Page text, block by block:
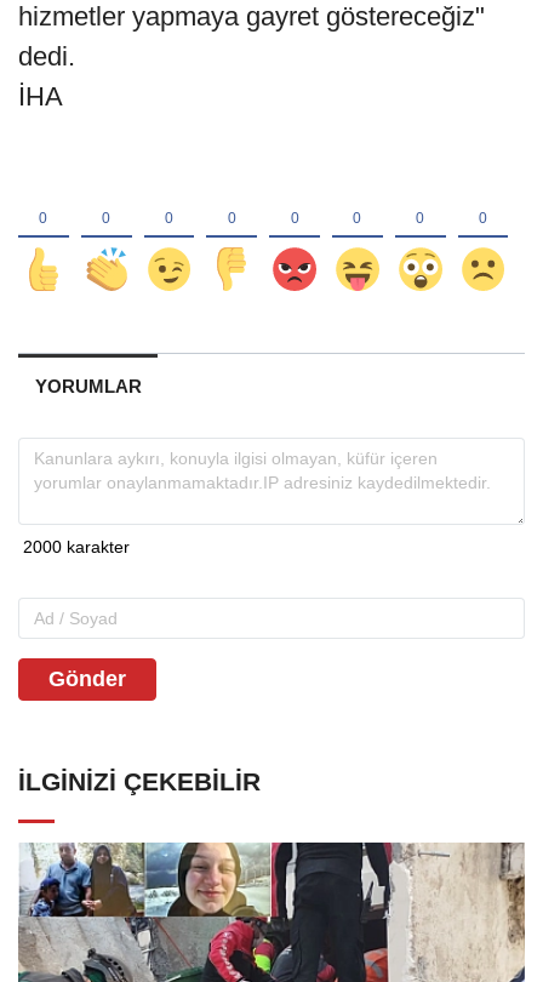
hizmetler yapmaya gayret göstereceğiz"
dedi.
İHA
YORUMLAR
Gönder
İLGINIZI ÇEKEBILIR